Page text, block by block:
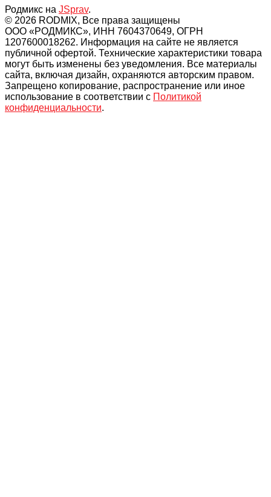
Родмикс на JSprav.
© 2026 RODMIX, Все права защищены
ООО «РОДМИКС», ИНН 7604370649, ОГРН
1207600018262. Информация на сайте не является
публичной офертой. Технические характеристики товара
могут быть изменены без уведомления. Все материалы
сайта, включая дизайн, охраняются авторским правом.
Запрещено копирование, распространение или иное
использование в соответствии с Политикой
конфиденциальности.